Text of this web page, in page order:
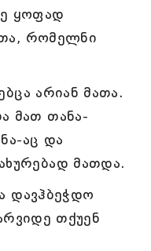
ყოფად
რომელნი
არიან მათა.
მათ თანა-
აც და
მათდა.
დავჰბეჭდო
თქუენ